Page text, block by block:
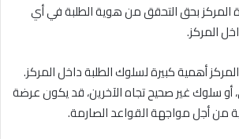
إدارة المركز بحق التحقق من هوية الطلبة في أي
المركز.
إدارة المركز أهمية كبيرة لسلوك الطلبة داخل المركز.
سلوك غير صحيح تجاه الآخرين، قد يكون عرضة
من أجل مواجهة القواعد الصارمة.